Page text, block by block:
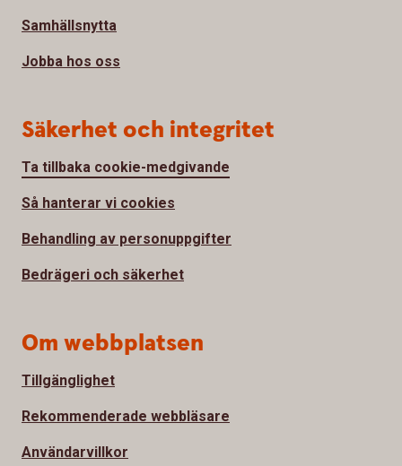
Samhällsnytta
Jobba hos oss
Säkerhet och integritet
Ta tillbaka cookie-medgivande
Så hanterar vi cookies
Behandling av personuppgifter
Bedrägeri och säkerhet
Om webbplatsen
Tillgänglighet
Rekommenderade webbläsare
Användarvillkor